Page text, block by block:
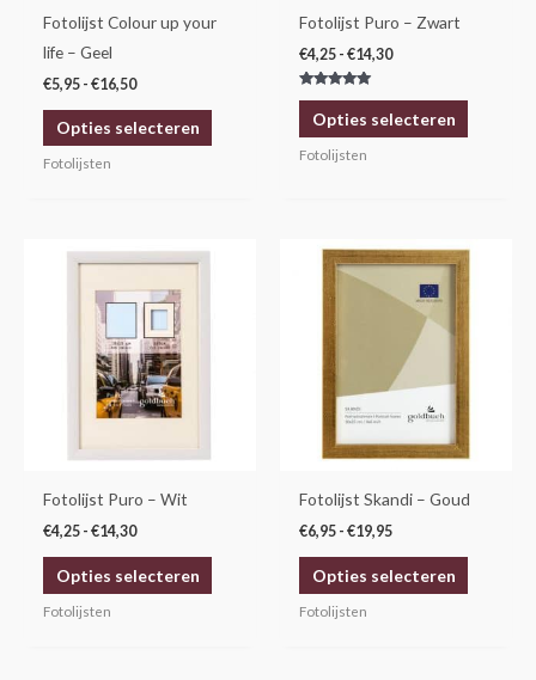
Fotolijst Colour up your
life – Geel
€5,95 - €16,50
Opties selecteren
productpagina
Fotolijsten
Fotolijst Puro – Zwart
€4,25 - €14,30
Gewaardeerd
5.00
uit 5Opties selecteren
de
Fotolijsten
Fotolijst Puro – Wit
€4,25 - €14,30
Prijsklasse:
€4,25
tot
€14,30
Opties selecteren
kan
op
productpagina
Fotolijsten
Fotolijst Skandi – Goud
€6,95 - €19,95
Prijsklasse:
€6,95
€19,95
Opties selecteren
Dit
kan
gekozen
op
Fotolijsten